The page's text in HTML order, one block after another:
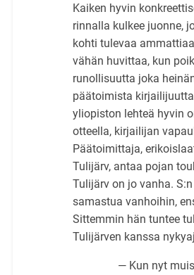
Kaiken hyvin
rinnalla kulkee juonne,
kohti tulevaa
vähän huvittaa, kun
runollisuutta joka
päätoimista
yliopiston lehteä hyvin
otteella, kirjailijan
Päätoimittaja,
Tulijärv, antaa pojan
Tulijärv on jo vanha.
samastua vanhoihin,
Sittemmin hän tuntee
Tulijärven kanssa
— Kun nyt